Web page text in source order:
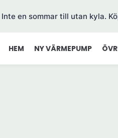
Inte en sommar till utan kyla.
HEM NY VÄRMEPUMP